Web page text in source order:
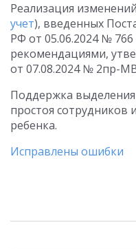
Реализация
учет), введенных
РФ от 05.06.2024 №
рекомендациями,
от 07.08.2024 № 2пр-
Поддержка
простоя сотрудников
ребенка.
Исправлены ошибки